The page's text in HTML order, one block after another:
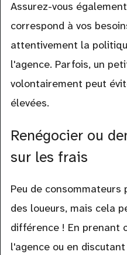
Assurez-vous
correspond à vos
attentivement la
l'agence. Parfois, un
volontairement peut
élevées.
Renégocier ou
sur les frais
Peu de
des loueurs, mais cela
différence ! En prenant
l'agence ou en